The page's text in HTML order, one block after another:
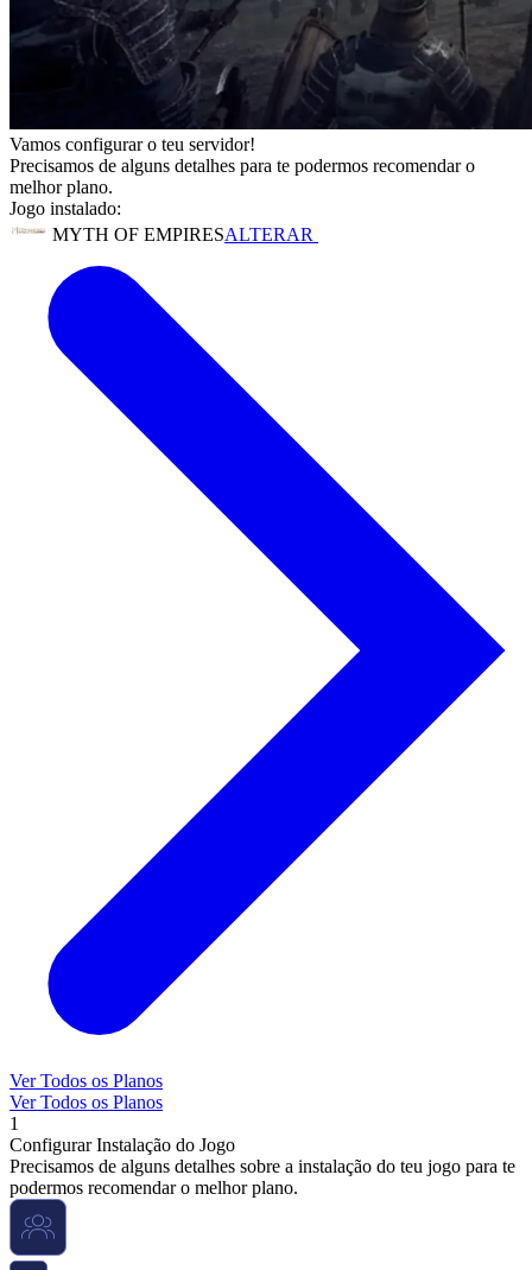
Vamos configurar o teu servidor!
Precisamos de alguns detalhes para te podermos recomendar o
melhor plano.
Jogo instalado:
MYTH OF EMPIRESALTERAR
Ver Todos os Planos
Ver Todos os Planos
1
Configurar Instalação do Jogo
Precisamos de alguns detalhes sobre a instalação do teu jogo para te
podermos recomendar o melhor plano.